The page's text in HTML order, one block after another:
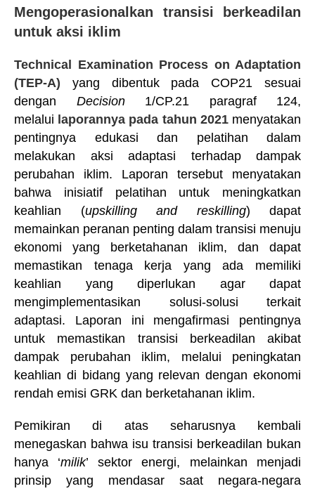
Mengoperasionalkan transisi berkeadilan
untuk aksi iklim
Technical Examination Process on Adaptation
(TEP-A) yang dibentuk pada COP21 sesuai
dengan Decision1/CP.21 paragraf 124,
melalui laporannya pada tahun 2021menyatakan
pentingnya edukasi dan pelatihan dalam
melakukan aksi adaptasi terhadap dampak
perubahan iklim. Laporan tersebut menyatakan
bahwa inisiatif pelatihan untuk meningkatkan
keahlian (upskilling and reskilling) dapat
memainkan peranan penting dalam transisi menuju
ekonomi yang berketahanan iklim, dan dapat
memastikan tenaga kerja yang ada memiliki
keahlian yang diperlukan agar dapat
mengimplementasikan solusi-solusi terkait
adaptasi. Laporan ini mengafirmasi pentingnya
untuk memastikan transisi berkeadilan akibat
dampak perubahan iklim, melalui peningkatan
keahlian di bidang yang relevan dengan ekonomi
rendah emisi GRK dan berketahanan iklim.
Pemikiran di atas seharusnya kembali
menegaskan bahwa isu transisi berkeadilan bukan
hanya ‘milik’ sektor energi, melainkan menjadi
prinsip yang mendasar saat negara-negara